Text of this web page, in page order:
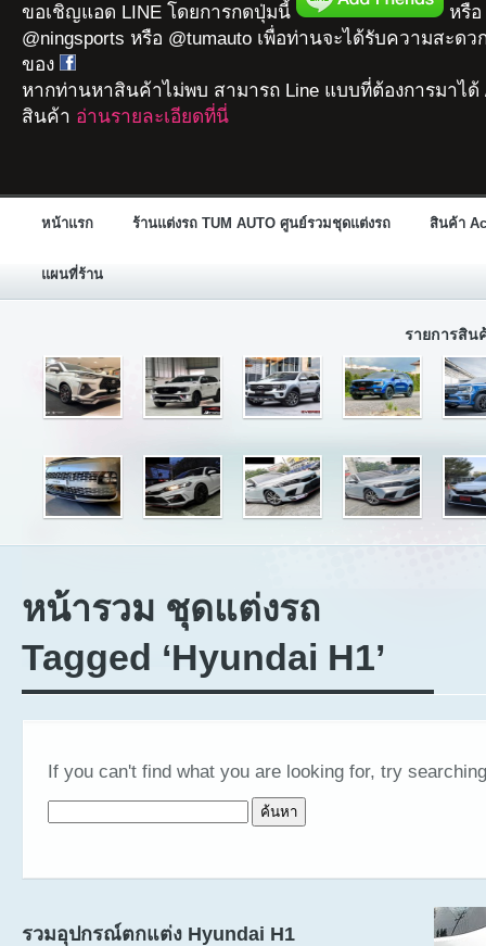
ขอเชิญแอด LINE โดยการกดปุ่มนี้
หรือ
@ningsports หรือ @tumauto เพื่อท่านจะได้รับความสะดว
ของ
หากท่านหาสินค้าไม่พบ สามารถ Line แบบที่ต้องการมาได้
สินค้า อ่านรายละเอียดที่นี่
หน้าแรก ร้านแต่งรถ TUM AUTO ศูนย์รวมชุดแต่งรถ สินค้า
แผนที่ร้าน
รายการสิน
หน้ารวม ชุดแต่งรถ
Tagged ‘Hyundai H1’
If you can't find what you are looking for, try
รวมอุปกรณ์ตกแต่ง Hyundai H1